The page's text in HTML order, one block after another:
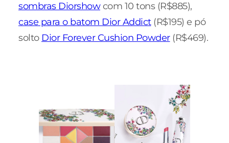
sombras Diorshowcom 10 tons (R$885),
case para o batom Dior Addict(R$195) e pó
solto Dior Forever Cushion Powder(R$469).